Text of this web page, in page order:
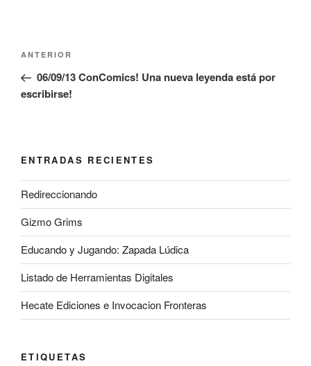
Navegación
entradas
Entrada
anterior:
ANTERIOR
06/09/13 ConComics! Una nueva leyenda está por
escribirse!
ENTRADAS RECIENTES
Redireccionando
Gizmo Grims
Educando y Jugando: Zapada Lúdica
Listado de Herramientas Digitales
Hecate Ediciones e Invocacion Fronteras
ETIQUETAS